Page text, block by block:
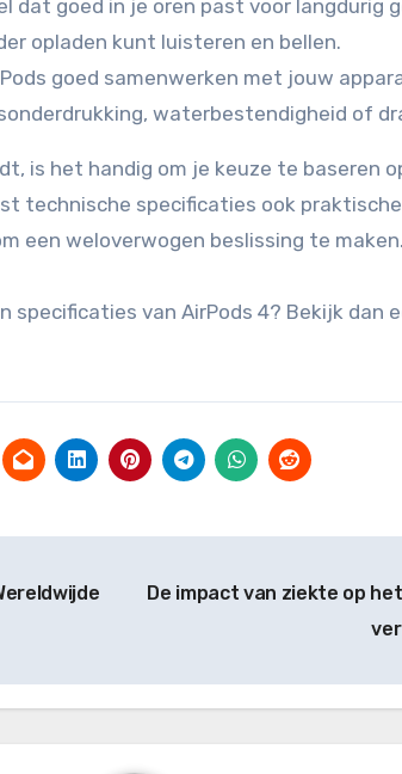
dat goed in je oren past voor langdurig
opladen kunt luisteren en bellen.
goed samenwerken met jouw
waterbestendigheid of
is het handig om je keuze te baseren
technische specificaties ook
een weloverwogen beslissing te maken.
specificaties van AirPods 4? Bekijk dan
De impact van ziekte op